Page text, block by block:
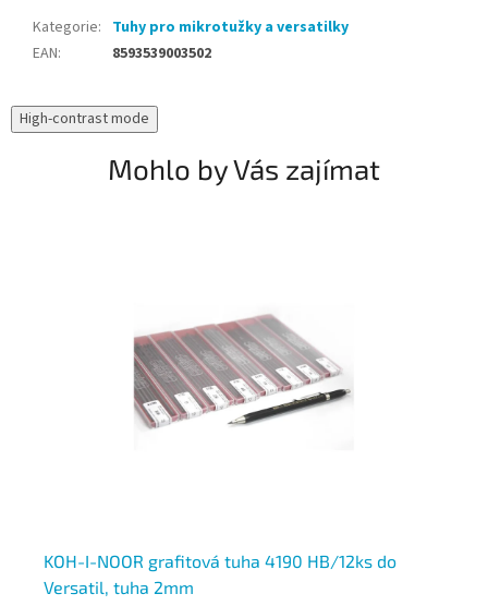
Kategorie: Tuhy pro mikrotužky a versatilky
EAN: 8593539003502
High-contrast mode
Mohlo by Vás zajímat
KOH-I-NOOR grafitová tuha 4190 HB/12ks do
Versatil, tuha 2mm